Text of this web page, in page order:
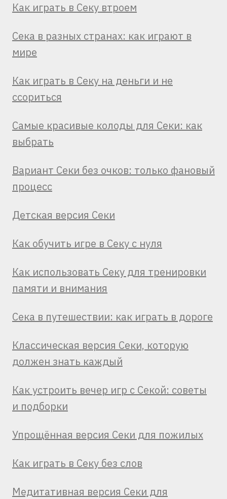
Как играть в Секу втроем
Сека в разных странах: как играют в
мире
Как играть в Секу на деньги и не
ссориться
Самые красивые колоды для Секи: как
выбрать
Вариант Секи без очков: только фановый
процесс
Детская версия Секи
Как обучить игре в Секу с нуля
Как использовать Секу для тренировки
памяти и внимания
Сека в путешествии: как играть в дороге
Классическая версия Секи, которую
должен знать каждый
Как устроить вечер игр с Секой: советы
и подборки
Упрощённая версия Секи для пожилых
Как играть в Секу без слов
Медитативная версия Секи для